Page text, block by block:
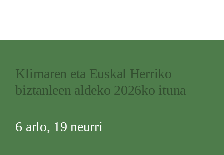
Klimaren eta Euskal Herriko
biztanleen aldeko 2026ko ituna
6 arlo, 19 neurri